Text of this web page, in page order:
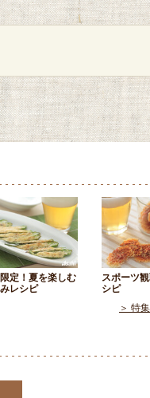
定！夏を楽しむ
レシピ
スポーツ
シピ
＞ 特